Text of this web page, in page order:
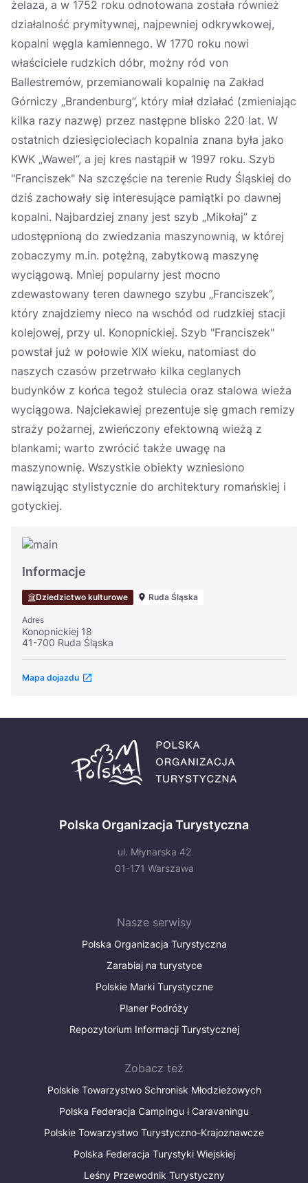
żelaza, a w 1752 roku odnotowana została również
działalność prymitywnej, najpewniej odkrywkowej,
kopalni węgla kamiennego. W 1770 roku nowi
właściciele rudzkich dóbr, możny ród von
Ballestremów, przemianowali kopalnię na Zakład
Górniczy „Brandenburg”, który miał działać (zmieniając
kilka razy nazwę) przez następne blisko 220 lat. W
ostatnich dziesięcioleciach kopalnia znana była jako
KWK „Wawel”, a jej kres nastąpił w 1997 roku. Szyb
"Franciszek" Na szczęście na terenie Rudy Śląskiej do
dziś zachowały się interesujące pamiątki po dawnej
kopalni. Najbardziej znany jest szyb „Mikołaj” z
udostępnioną do zwiedzania maszynownią, w której
zobaczymy m.in. potężną, zabytkową maszynę
wyciągową. Mniej popularny jest mocno
zdewastowany teren dawnego szybu „Franciszek”,
który znajdziemy nieco na wschód od rudzkiej stacji
kolejowej, przy ul. Konopnickiej. Szyb "Franciszek"
powstał już w połowie XIX wieku, natomiast do
naszych czasów przetrwało kilka ceglanych
budynków z końca tegoż stulecia oraz stalowa wieża
wyciągowa. Najciekawiej prezentuje się gmach remizy
straży pożarnej, zwieńczony efektowną wieżą z
blankami; warto zwrócić także uwagę na
maszynownię. Wszystkie obiekty wzniesiono
nawiązując stylistycznie do architektury romańskiej i
gotyckiej.
Informacje
Dziedzictwo kulturowe Ruda Śląska
Adres
Konopnickiej 18
41-700 Ruda Śląska
Mapa dojazdu
Polska Organizacja Turystyczna
ul. Młynarska 42
01-171 Warszawa
Nasze serwisy
Polska Organizacja Turystyczna
Zarabiaj na turystyce
Polskie Marki Turystyczne
Planer Podróży
Repozytorium Informacji Turystycznej
Zobacz też
Polskie Towarzystwo Schronisk Młodzieżowych
Polska Federacja Campingu i Caravaningu
Polskie Towarzystwo Turystyczno-Krajoznawcze
Polska Federacja Turystyki Wiejskiej
Leśny Przewodnik Turystyczny